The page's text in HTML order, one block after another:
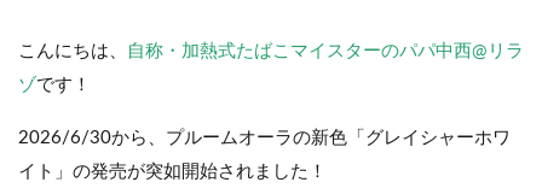
こんにちは、
自称・加熱式たばこマイスターのパパ中西@リラ
ゾです！
2026/6/30から、プルームオーラの新色「グレイシャーホワ
イト」の発売が突如開始されました！